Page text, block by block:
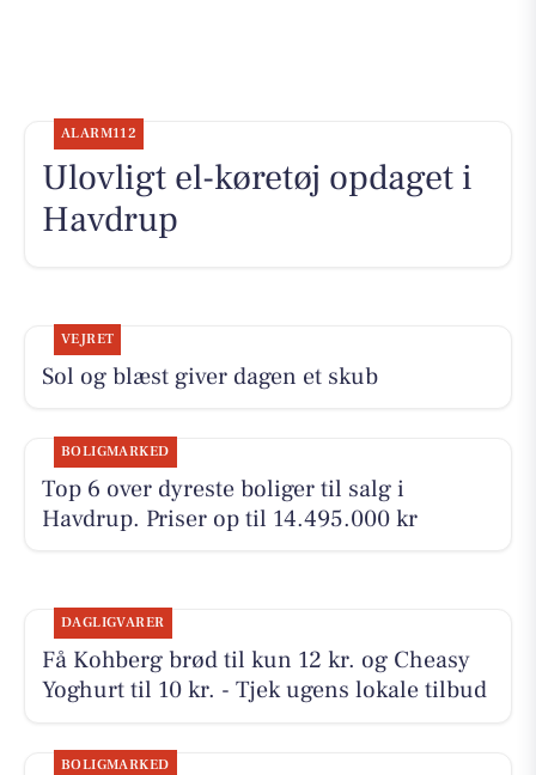
ALARM112
Ulovligt el-køretøj opdaget i
Havdrup
VEJRET
Sol og blæst giver dagen et skub
BOLIGMARKED
Top 6 over dyreste boliger til salg i
Havdrup. Priser op til 14.495.000 kr
DAGLIGVARER
Få Kohberg brød til kun 12 kr. og Cheasy
Yoghurt til 10 kr. - Tjek ugens lokale tilbud
BOLIGMARKED